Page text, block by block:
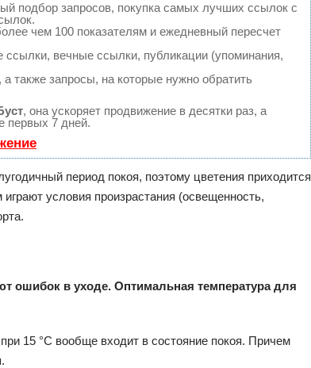
подбор запросов, покупка самых лучших ссылок с
чем 100 показателям и ежедневный пересчет
вечные ссылки, публикации (упоминания,
также запросы, на которые нужно обратить
, она ускоряет продвижение в десятки раз, а
первых 7 дней.
период покоя, поэтому цветения приходится
условия произрастания (освещенность,
в уходе. Оптимальная температура для
15 °C вообще входит в состояние покоя. Причем